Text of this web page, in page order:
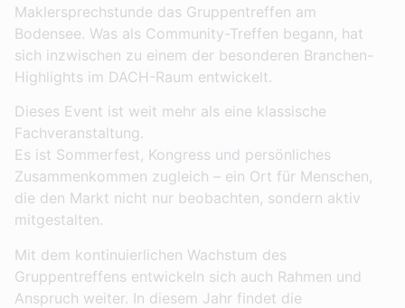
Maklersprechstunde das Gruppentreffen am
Bodensee. Was als Community-Treffen begann, hat
sich inzwischen zu einem der besonderen Branchen-
Highlights im DACH-Raum entwickelt.
Dieses Event ist weit mehr als eine klassische
Fachveranstaltung.
Es ist Sommerfest, Kongress und persönliches
Zusammenkommen zugleich – ein Ort für Menschen,
die den Markt nicht nur beobachten, sondern aktiv
mitgestalten.
Mit dem kontinuierlichen Wachstum des
Gruppentreffens entwickeln sich auch Rahmen und
Anspruch weiter. In diesem Jahr findet die